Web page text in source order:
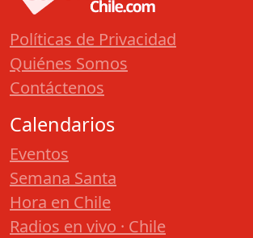
Políticas de Privacidad
Quiénes Somos
Contáctenos
Calendarios
Eventos
Semana Santa
Hora en Chile
Radios en vivo · Chile